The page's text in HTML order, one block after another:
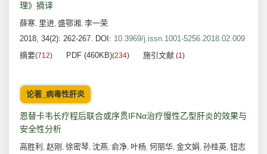
理》摘译
薛寒, 里进, 盛鄂湘 , 李一荣
2018, 34(2): 262-267. DOI: 10.3969/j.issn.1001-5256.2018.02.009
摘要(712) PDF (460KB)(234) 施引文献 (1)
论著_病毒性肝炎
恩替卡韦长疗程后联合或序贯IFNα治疗慢性乙型肝炎的效果与
安全性分析
高胜利 , 赵刚 , 徐密琴, 沈燕, 俞净, 叶杨, 何丽华, 金文娟, 孙桂英, 钮志